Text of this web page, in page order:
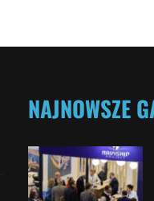
NAJNOWSZE